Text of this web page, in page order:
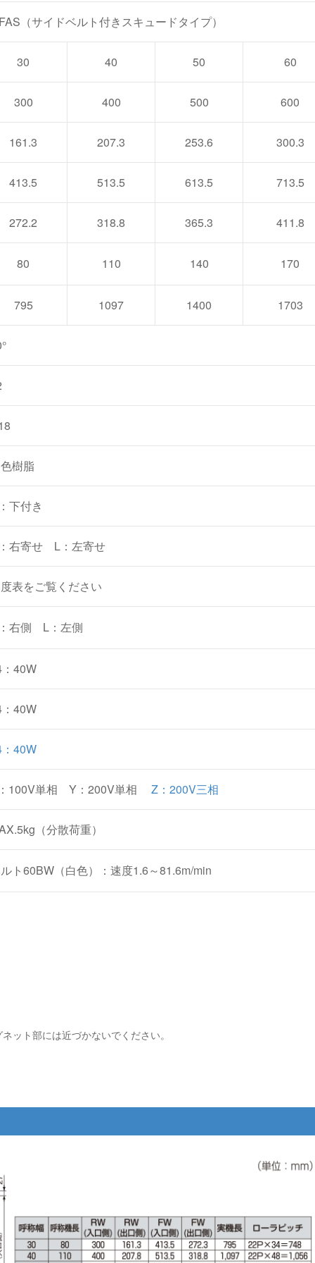
（サイドベルト付きスキュードタイプ）
30 40 50 60
300 400 500 600
161.3 207.3 253.6 300.3
413.5 513.5 613.5 713.5
272.2 318.8 365.3 411.8
80 110 140 170
795 1097 1400 1703
樹脂
下付き
右寄せ L：左寄せ
表をご覧ください
右側 L：左側
40W
40W
40W
100V単相 Y：200V単相 Z：200V三相
（分散荷重）
ト60BW（白色）：速度1.6～81.6m/min
ット部には近づかないでください。